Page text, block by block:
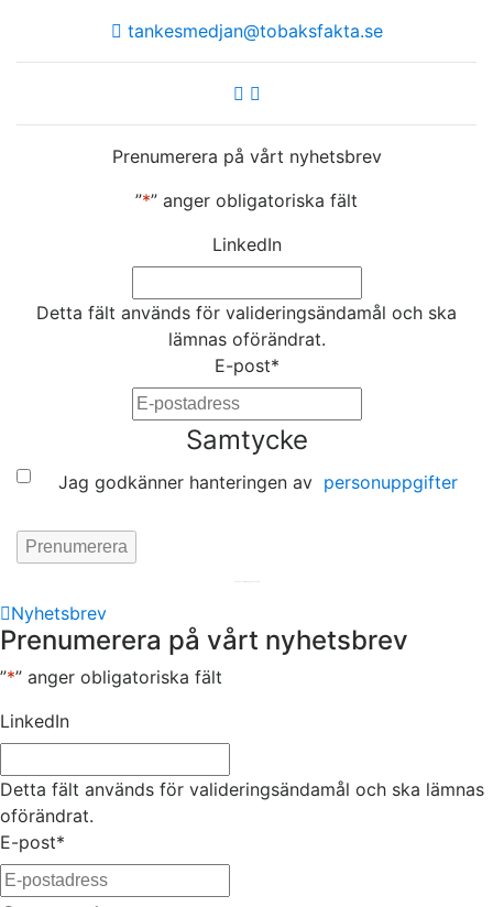
tankesmedjan@tobaksfakta.se
Prenumerera på vårt nyhetsbrev
”*” anger obligatoriska fält
LinkedIn
Detta fält används för valideringsändamål och ska
lämnas oförändrat.
E-post*
Samtycke
Jag godkänner hanteringen av personuppgifter
Nyhetsbrev
Prenumerera på vårt nyhetsbrev
”*” anger obligatoriska fält
LinkedIn
Detta fält används för valideringsändamål och ska lämnas
oförändrat.
E-post*